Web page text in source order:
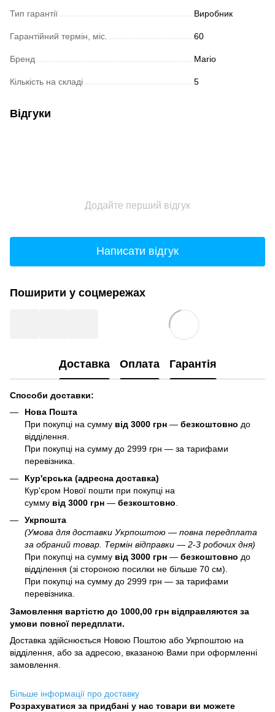
Тип гарантії Виробник
Гарантійний термін, міс. 60
Бренд Mario
Кількість на складі 5
Відгуки
Додайте перший відгук
Написати відгук
Поширити у соцмережах
Доставка Оплата Гарантія
Способи доставки:
Нова Пошта
При покупці на сумму від 3000 грн — безкоштовно до
відділення.
При покупці на сумму до 2999 грн — за тарифами
перевізника.
Кур'єрська (адресна доставка)
Кур'єром Нової пошти при покупці на
сумму від 3000 грн — безкоштовно
Укрпошта
(Умова для доставки Укрпоштою — повна передплата
за обраний товар. Термін відправки — 2-3 робочих дня)
При покупці на сумму від 3000 грн — безкоштовно до
відділення (зі стороною посилки не більше 70 см).
При покупці на сумму до 2999 грн — за тарифами
перевізника.
Замовлення вартістю до 1000,00 грн відправляются за
умови повної передплати.
Доставка здійснюється Новою Поштою або Укрпоштою на
відділення, або за адресою, вказаною Вами при оформленні
замовлення.
Більше інформації про доставку
Розрахуватися за придбані у нас товари ви можете